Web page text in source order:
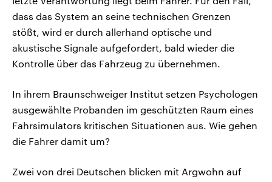
dass das System an seine technischen Grenzen
stößt, wird er durch allerhand optische und
akustische Signale aufgefordert, bald wieder die
Kontrolle über das Fahrzeug zu übernehmen.
In ihrem Braunschweiger Institut setzen Psychologen
ausgewählte Probanden im geschützten Raum eines
Fahrsimulators kritischen Situationen aus. Wie gehen
die Fahrer damit um?
Zwei von drei Deutschen blicken mit Argwohn auf